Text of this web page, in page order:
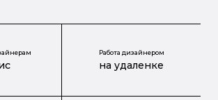
Работа дизайнером
на удаленке